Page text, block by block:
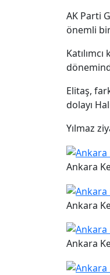
AK Parti
önemli
Elitaş,
dolayı
Yılmaz
Ankara
Ankara
Ankara